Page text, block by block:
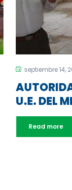
septiembre 14,
U.E. DEL
Read more